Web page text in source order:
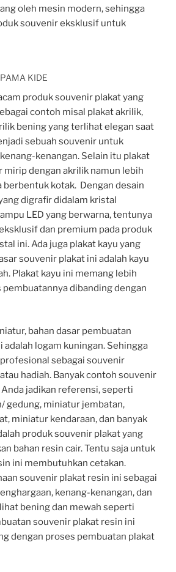
oleh mesin modern, sehingga
souvenir eksklusif untuk
KIDE
produk souvenir plakat yang
contoh misal plakat akrilik,
bening yang terlihat elegan saat
sebuah souvenir untuk
kenangan. Selain itu plakat
mirip dengan akrilik namun lebih
berbentuk kotak. Dengan desain
digrafir didalam kristal
LED yang berwarna, tentunya
dan premium pada produk
ini. Ada juga plakat kayu yang
souvenir plakat ini adalah kayu
Plakat kayu ini memang lebih
pembuatannya dibanding dengan
bahan dasar pembuatan
adalah logam kuningan. Sehingga
sebagai souvenir
hadiah. Banyak contoh souvenir
jadikan referensi, seperti
gedung, miniatur jembatan,
miniatur kendaraan, dan banyak
produk souvenir plakat yang
bahan resin cair. Tentu saja untuk
ini membutuhkan cetakan.
souvenir plakat resin ini sebagai
kenang-kenangan, dan
bening dan mewah seperti
souvenir plakat resin ini
dengan proses pembuatan plakat